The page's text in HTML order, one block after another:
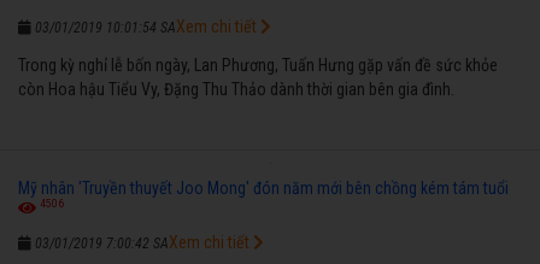
03/01/2019 10:01:54 SA
Trong kỳ nghỉ lễ bốn ngày, Lan Phương, Tuấn Hưng gặp vấn đề sức khỏe
còn Hoa hậu Tiểu Vy, Đặng Thu Thảo dành thời gian bên gia đình.
Xem chi tiết
Mỹ nhân 'Truyền thuyết Joo Mong' đón năm mới bên chồng kém tám tuổi
4506
03/01/2019 7:00:42 SAXem chi tiết